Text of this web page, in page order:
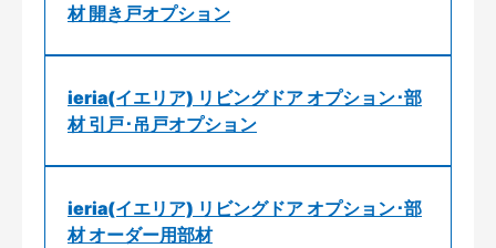
材 開き戸オプション
ieria(イエリア) リビングドア オプション･部
材 引戸･吊戸オプション
ieria(イエリア) リビングドア オプション･部
材 オーダー用部材